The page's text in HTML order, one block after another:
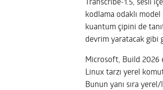
Transcribe-1.5, sesli
kodlama odaklı
kuantum çipini de
devrim yaratacak gibi
Microsoft, Build 2026
Linux tarzı yerel
Bunun yanı sıra